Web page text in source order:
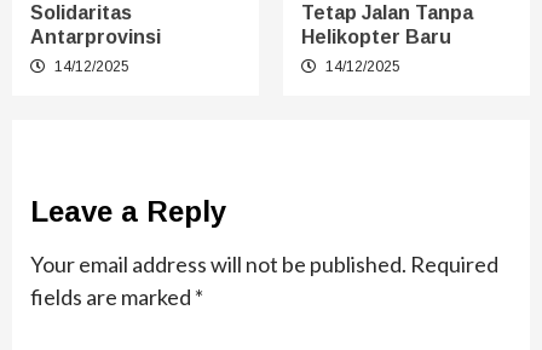
Solidaritas
Antarprovinsi
14/12/2025
Tetap Jalan Tanpa
Helikopter Baru
14/12/2025
Leave a Reply
Your email address will not be published. Required
fields are marked *